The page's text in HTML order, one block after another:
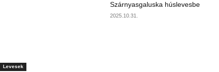
Levesek
Szárnyasgaluska húslevesbe
2025.10.31.